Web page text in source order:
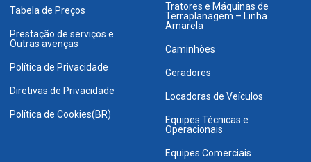
Tabela de Preços
Prestação de serviços e
Outras avenças
Política de Privacidade
Diretivas de Privacidade
Política de Cookies(BR)
Tratores e Máquinas de
Terraplanagem – Linha
Amarela
Caminhões
Geradores
Locadoras de Veículos
Equipes Técnicas e
Operacionais
Equipes Comerciais